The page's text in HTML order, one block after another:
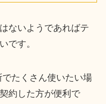
ないようであればテ
です。
たくさん使いたい場
約した方が便利で